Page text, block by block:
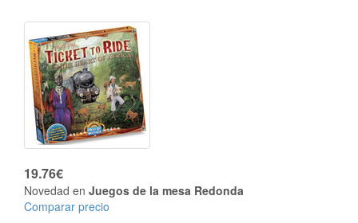
19.76€
Novedad en Juegos de la mesa Redonda
Comparar precio